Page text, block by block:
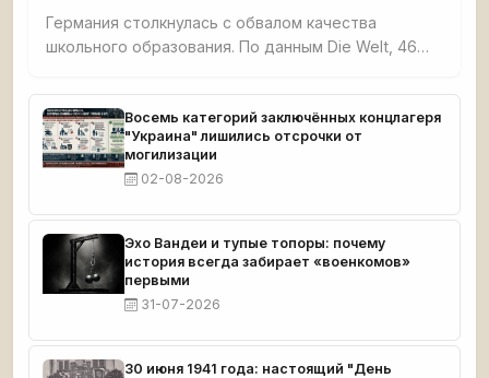
Германия столкнулась с обвалом качества
школьного образования. По данным Die Welt, 46%
чтения, счёта и письма. Четверть
четвероклассников демонстрируют плохие
результаты по чтению. Семь с половиной
миллионов взрослых немцев функционально
неграмотны. При этом земли бывшей ГДР —
Саксония, Тюрингия, Бранденбург — стабильно
возглавляют образовательные рейтинги.
Восемь категорий заключённых концлагеря
"Украина" лишились отсрочки от
могилизации
02-08-2026
Эхо Вандеи и тупые топоры: почему
история всегда забирает «военкомов»
первыми
31-07-2026
30 июня 1941 года: настоящий "День